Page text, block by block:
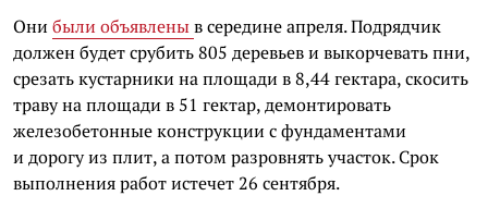
Они были объявленыв середине апреля. Подрядчик
должен будет срубить 805 деревьев и выкорчевать пни,
срезать кустарники на площади в 8,44 гектара, скосить
траву на площади в 51 гектар, демонтировать
железобетонные конструкции с фундаментами
и дорогу из плит, а потом разровнять участок. Срок
выполнения работ истечет 26 сентября.